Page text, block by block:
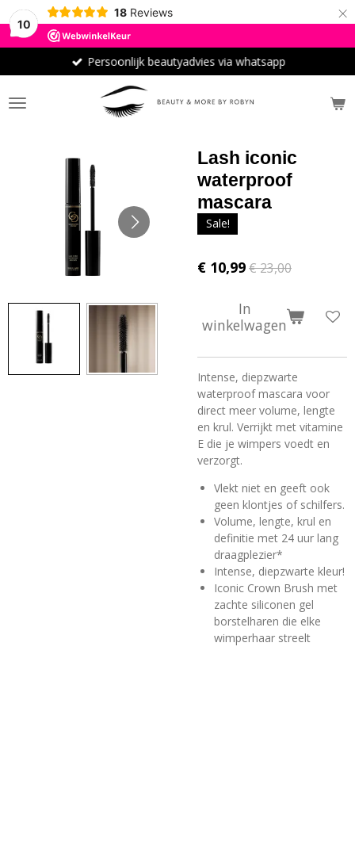
10
18 Reviews ×
Persoonlijk beautyadvies via whatsapp
Lash iconic
waterproof
mascara
Sale!
€ 10,99€ 23,00
In
winkelwagen
Intense, diepzwarte
waterproof mascara voor
direct meer volume, lengte
en krul. Verrijkt met vitamine
E die je wimpers voedt en
verzorgt.
Vlekt niet en geeft ook
geen klontjes of schilfers.
Volume, lengte, krul en
definitie met 24 uur lang
draagplezier*
Intense, diepzwarte kleur!
Iconic Crown Brush met
zachte siliconen gel
borstelharen die elke
wimperhaar streelt